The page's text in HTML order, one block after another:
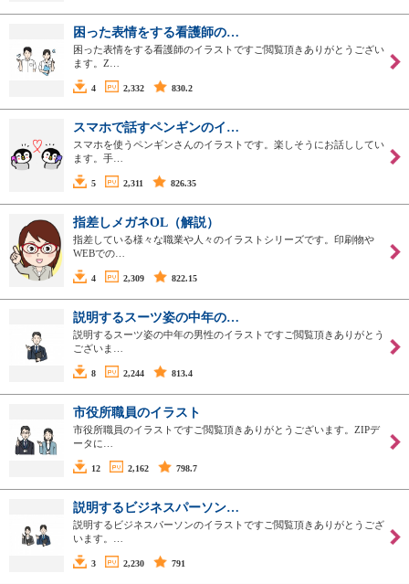
困った表情をする看護師の…
困った表情をする看護師のイラストですご閲覧頂きありがとうござい
ます。Z…
4 2,332 830.2
スマホで話すペンギンのイ…
スマホを使うペンギンさんのイラストです。楽しそうにお話ししてい
ます。手…
5 2,311 826.35
指差しメガネOL（解説）
指差している様々な職業や人々のイラストシリーズです。印刷物や
WEBでの…
4 2,309 822.15
説明するスーツ姿の中年の…
説明するスーツ姿の中年の男性のイラストですご閲覧頂きありがとう
ございま…
8 2,244 813.4
市役所職員のイラスト
市役所職員のイラストですご閲覧頂きありがとうございます。ZIPデ
ータに…
12 2,162 798.7
説明するビジネスパーソン…
説明するビジネスパーソンのイラストですご閲覧頂きありがとうござ
います。…
3 2,230 791